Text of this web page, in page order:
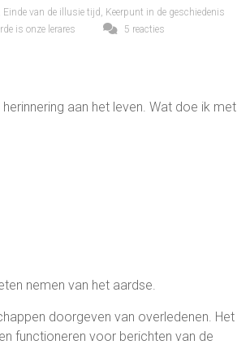
Einde van de illusie tijd , Keerpunt in de geschiedenis
is onze lerares 5 reacties
aan het leven. Wat doe ik met
nemen van het aardse.
doorgeven van overledenen. Het
functioneren voor berichten van de